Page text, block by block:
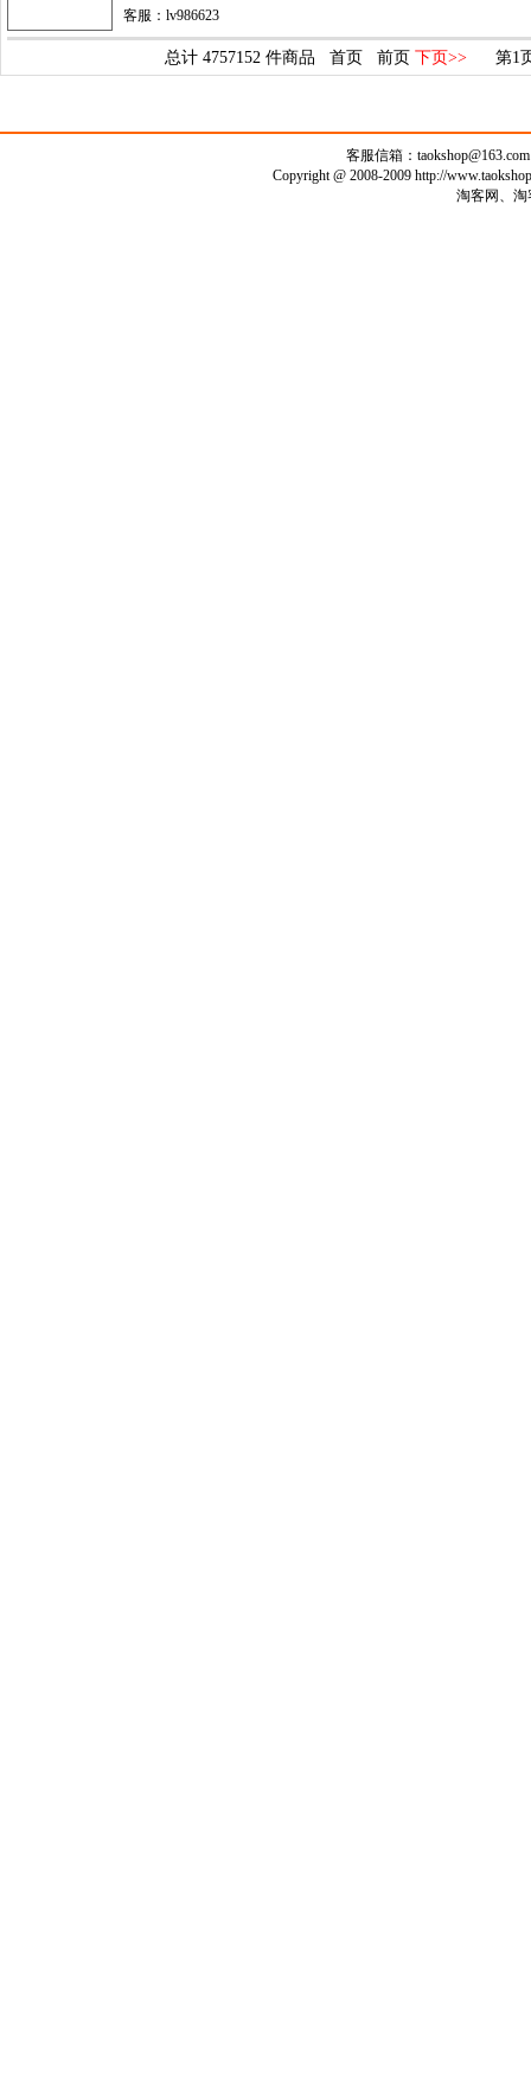
客服：lv986623
总计 4757152 件商品 首页 前页 下页>>第1页
客服信箱： taokshop@163.com
Copyright @ 2008-2009 http://
淘客网、淘